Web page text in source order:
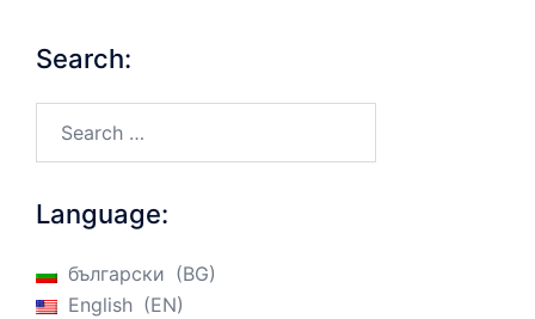
Search:
Language:
български
BG
English
EN